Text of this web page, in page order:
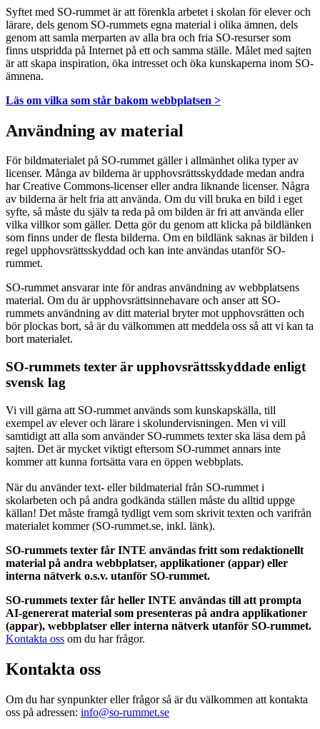
Syftet med SO-rummet är att förenkla arbetet i skolan för elever och
lärare, dels genom SO-rummets egna material i olika ämnen, dels
genom att samla merparten av alla bra och fria SO-resurser som
finns utspridda på Internet på ett och samma ställe. Målet med sajten
är att skapa inspiration, öka intresset och öka kunskaperna inom SO-
ämnena.
Läs om vilka som står bakom webbplatsen >
Användning av material
För bildmaterialet på SO-rummet gäller i allmänhet olika typer av
licenser. Många av bilderna är upphovsrättsskyddade medan andra
har Creative Commons-licenser eller andra liknande licenser. Några
av bilderna är helt fria att använda. Om du vill bruka en bild i eget
syfte, så måste du själv ta reda på om bilden är fri att använda eller
vilka villkor som gäller. Detta gör du genom att klicka på bildlänken
som finns under de flesta bilderna. Om en bildlänk saknas är bilden i
regel upphovsrättsskyddad och kan inte användas utanför SO-
rummet.
SO-rummet ansvarar inte för andras användning av webbplatsens
material. Om du är upphovsrättsinnehavare och anser att SO-
rummets användning av ditt material bryter mot upphovsrätten och
bör plockas bort, så är du välkommen att meddela oss så att vi kan ta
bort materialet.
SO-rummets texter är upphovsrättsskyddade enligt
svensk lag
Vi vill gärna att SO-rummet används som kunskapskälla, till
exempel av elever och lärare i skolundervisningen. Men vi vill
samtidigt att alla som använder SO-rummets texter ska läsa dem på
sajten. Det är mycket viktigt eftersom SO-rummet annars inte
kommer att kunna fortsätta vara en öppen webbplats.
När du använder text- eller bildmaterial från SO-rummet i
skolarbeten och på andra godkända ställen måste du alltid uppge
källan! Det måste framgå tydligt vem som skrivit texten och varifrån
materialet kommer (SO-rummet.se, inkl. länk).
SO-rummets texter får INTE användas fritt som redaktionellt
material på andra webbplatser, applikationer (appar) eller
interna nätverk o.s.v. utanför SO-rummet.
SO-rummets texter får heller INTE användas till att prompta
AI-genererat material som presenteras på andra applikationer
(appar), webbplatser eller interna nätverk utanför SO-rummet.
Kontakta oss om du har frågor.
Kontakta oss
Om du har synpunkter eller frågor så är du välkommen att kontakta
oss på adressen: info@so-rummet.se